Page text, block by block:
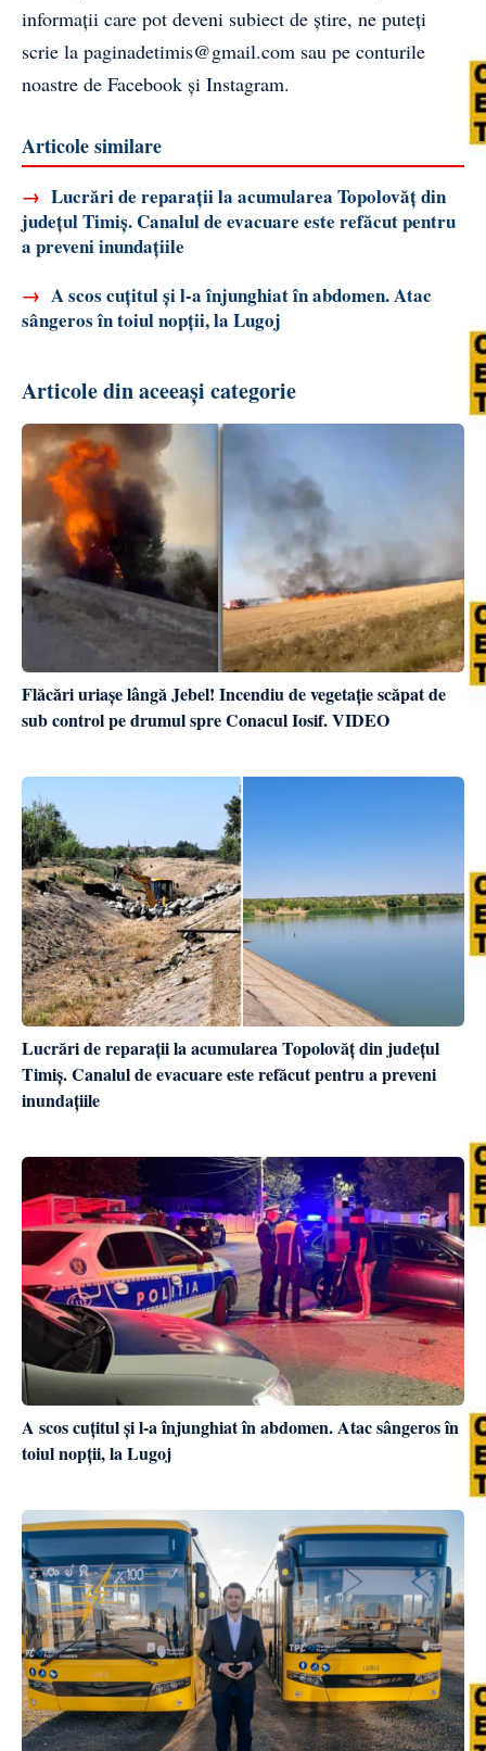
informații care pot deveni subiect de știre, ne puteți
scrie la paginadetimis@gmail.com sau pe conturile
noastre de Facebook și Instagram.
Articole similare
→ Lucrări de reparații la acumularea Topolovăț din
județul Timiș. Canalul de evacuare este refăcut pentru
a preveni inundațiile
→ A scos cuțitul și l-a înjunghiat în abdomen. Atac
sângeros în toiul nopții, la Lugoj
Articole din aceeași categorie
Flăcări uriașe lângă Jebel! Incendiu de vegetație scăpat de
sub control pe drumul spre Conacul Iosif. VIDEO
Lucrări de reparații la acumularea Topolovăț din județul
Timiș. Canalul de evacuare este refăcut pentru a preveni
inundațiile
A scos cuțitul și l-a înjunghiat în abdomen. Atac sângeros în
toiul nopții, la Lugoj